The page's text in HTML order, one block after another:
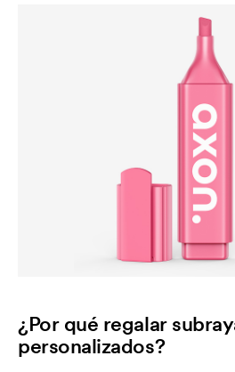
¿Por qué regalar
personalizados?